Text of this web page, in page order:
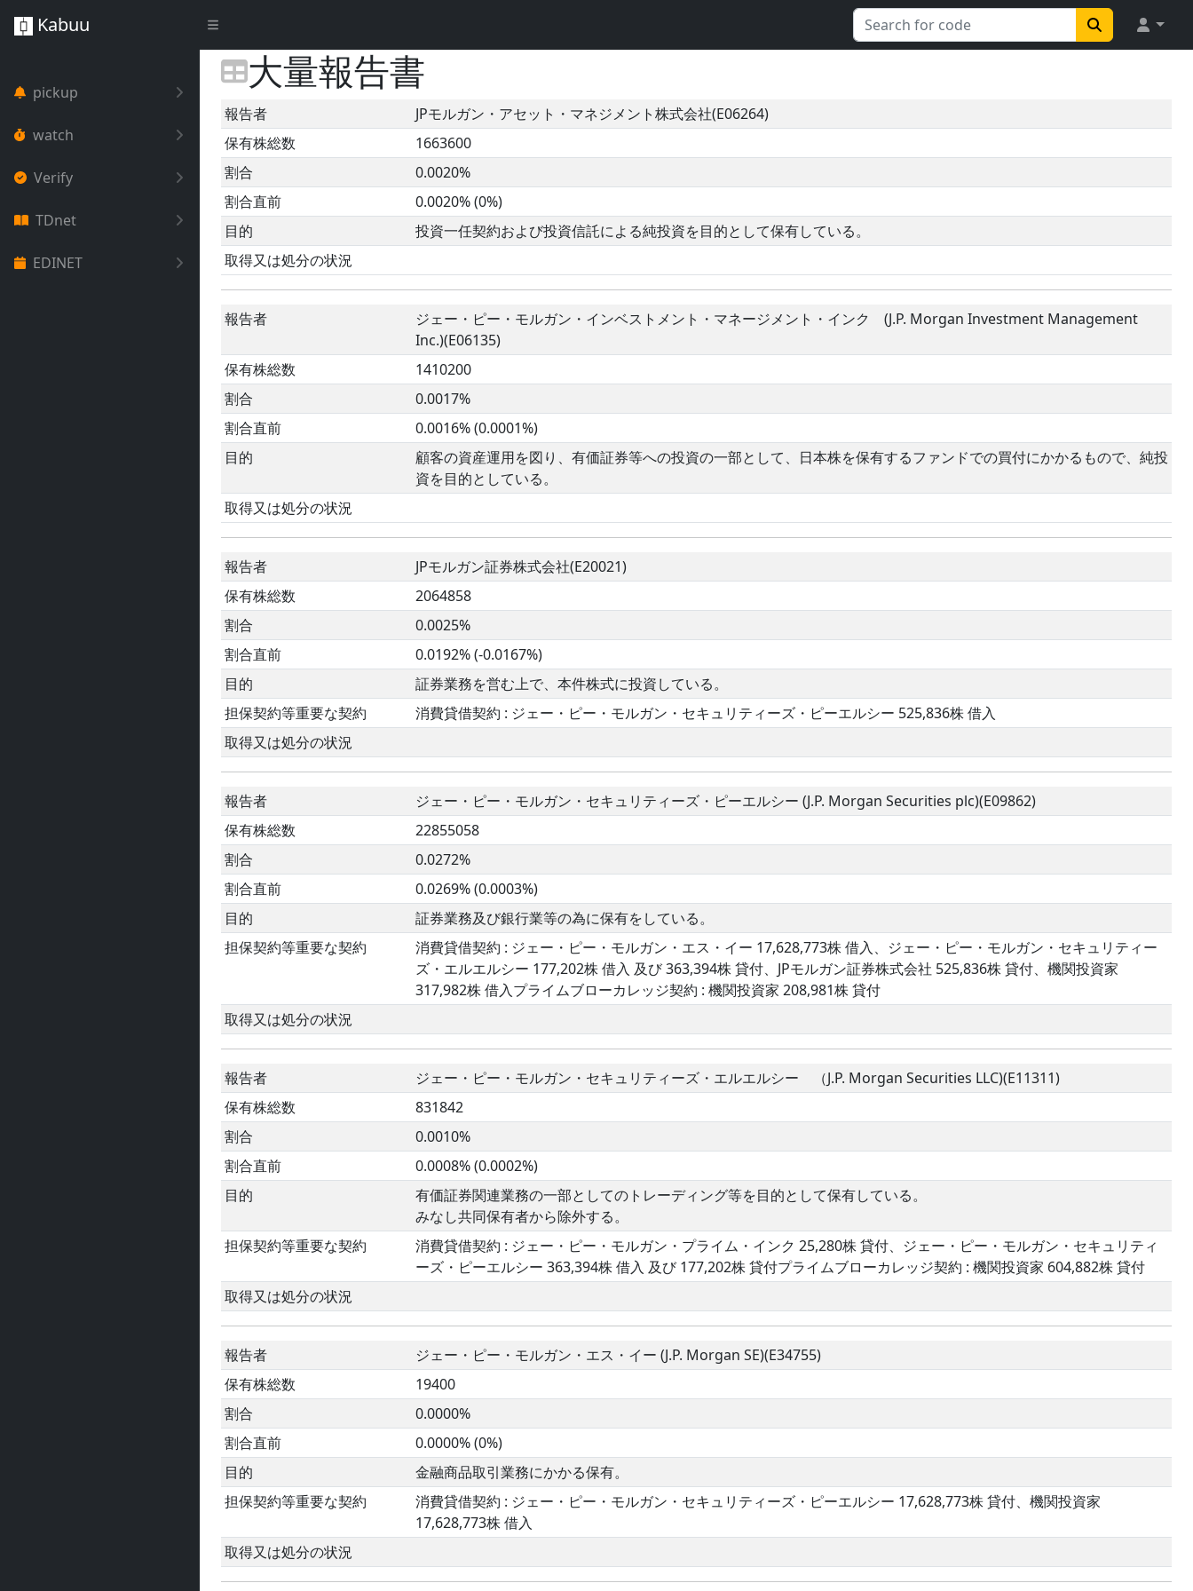
Kabuu
pickup
watch
Verify
TDnet
EDINET
大量報告書
報告者
JPモルガン・アセット・マネジメント株式会社(E06264)
保有株総数
1663600
割合
0.0020%
割合直前
0.0020% (0%)
目的
投資一任契約および投資信託による純投資を目的として保有している。
取得又は処分の状況
報告者
ジェー・ピー・モルガン・インベストメント・マネージメント・インク (J.P. Morgan Investment Management
Inc.)(E06135)
保有株総数
1410200
割合
0.0017%
割合直前
0.0016% (0.0001%)
目的
顧客の資産運用を図り、有価証券等への投資の一部として、日本株を保有するファンドでの買付にかかるもので、純投
資を目的としている。
取得又は処分の状況
報告者
JPモルガン証券株式会社(E20021)
保有株総数
2064858
割合
0.0025%
割合直前
0.0192% (-0.0167%)
目的
証券業務を営む上で、本件株式に投資している。
担保契約等重要な契約
消費貸借契約 : ジェー・ピー・モルガン・セキュリティーズ・ピーエルシー 525,836株 借入
取得又は処分の状況
報告者
ジェー・ピー・モルガン・セキュリティーズ・ピーエルシー (J.P. Morgan Securities plc)(E09862)
保有株総数
22855058
割合
0.0272%
割合直前
0.0269% (0.0003%)
目的
証券業務及び銀行業等の為に保有をしている。
担保契約等重要な契約
消費貸借契約 : ジェー・ピー・モルガン・エス・イー 17,628,773株 借入、ジェー・ピー・モルガン・セキュリティー
ズ・エルエルシー 177,202株 借入 及び 363,394株 貸付、JPモルガン証券株式会社 525,836株 貸付、機関投資家
317,982株 借入プライムブローカレッジ契約 : 機関投資家 208,981株 貸付
取得又は処分の状況
報告者
ジェー・ピー・モルガン・セキュリティーズ・エルエルシー （J.P. Morgan Securities LLC)(E11311)
保有株総数
831842
割合
0.0010%
割合直前
0.0008% (0.0002%)
目的
有価証券関連業務の一部としてのトレーディング等を目的として保有している。
みなし共同保有者から除外する。
担保契約等重要な契約
消費貸借契約 : ジェー・ピー・モルガン・プライム・インク 25,280株 貸付、ジェー・ピー・モルガン・セキュリティ
ーズ・ピーエルシー 363,394株 借入 及び 177,202株 貸付プライムブローカレッジ契約 : 機関投資家 604,882株 貸付
取得又は処分の状況
報告者
ジェー・ピー・モルガン・エス・イー (J.P. Morgan SE)(E34755)
保有株総数
19400
割合
0.0000%
割合直前
0.0000% (0%)
目的
金融商品取引業務にかかる保有。
担保契約等重要な契約
消費貸借契約 : ジェー・ピー・モルガン・セキュリティーズ・ピーエルシー 17,628,773株 貸付、機関投資家
17,628,773株 借入
取得又は処分の状況